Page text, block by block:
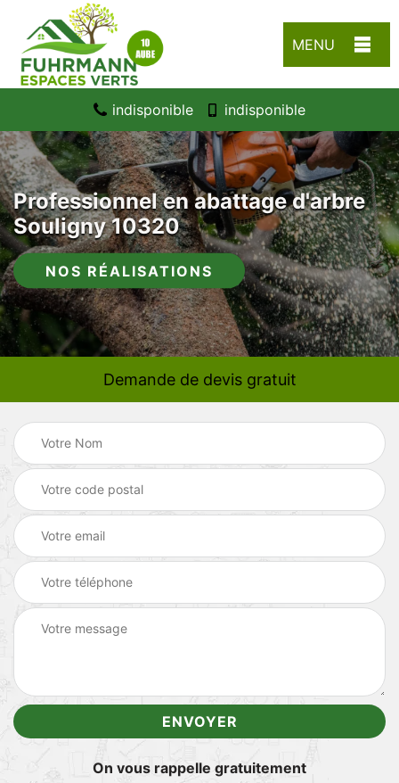
MENU
indisponible indisponible
Professionnel en abattage d'arbre
Souligny 10320
NOS RÉALISATIONS
Demande de devis gratuit
On vous rappelle gratuitement